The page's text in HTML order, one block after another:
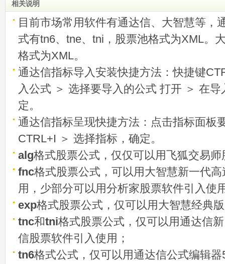
相关说明
目前市场常用软件有通达信、大智慧等，
式有tn6、tne、tni，股票池格式为XML。
格式为XML。
通达信指标导入安装快捷方法：快捷键
入公式 ＞ 选择要导入的公式 打开 ＞ 在
定。
通达信指标呈现快捷方法：点击指标面板
CTRL+I ＞ 选择指标，确定。
alg格式股票公式，仅仅可以用飞狐交易
fnc格式股票公式，可以用大智慧新一代
用，少部分可以用分析家股票软件引入使
exp格式股票公式，仅可以用大智慧经典
tnc和tni格式股票公式，仅可以用通达信
信股票软件引入使用；
tn6格式公式，仅可以用通达信公式编辑